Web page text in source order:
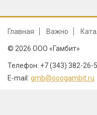
Главная Важно
© 2026 ООО «Гамбит»
Телефон: +7 (343) 382-
E-mail: gmb@ooogambit.ru